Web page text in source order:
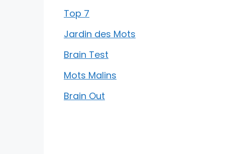
Top 7
Jardin des Mots
Brain Test
Mots Malins
Brain Out